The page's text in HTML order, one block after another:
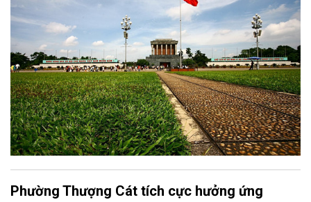
Phường Thượng Cát tích cực hưởng ứng